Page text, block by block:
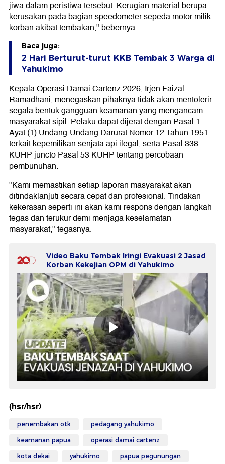
jiwa dalam peristiwa tersebut. Kerugian material berupa
kerusakan pada bagian speedometer sepeda motor milik
korban akibat tembakan," bebernya.
Baca juga:
2 Hari Berturut-turut KKB Tembak 3 Warga di
Yahukimo
Kepala Operasi Damai Cartenz 2026, Irjen Faizal
Ramadhani, menegaskan pihaknya tidak akan mentolerir
segala bentuk gangguan keamanan yang mengancam
masyarakat sipil. Pelaku dapat dijerat dengan Pasal 1
Ayat (1) Undang-Undang Darurat Nomor 12 Tahun 1951
terkait kepemilikan senjata api ilegal, serta Pasal 338
KUHP juncto Pasal 53 KUHP tentang percobaan
pembunuhan.
"Kami memastikan setiap laporan masyarakat akan
ditindaklanjuti secara cepat dan profesional. Tindakan
kekerasan seperti ini akan kami respons dengan langkah
tegas dan terukur demi menjaga keselamatan
masyarakat," tegasnya.
Video Baku Tembak Iringi Evakuasi 2 Jasad
Korban Kekejian OPM di Yahukimo
(hsr/hsr)
penembakan otk pedagang yahukimo
keamanan papua operasi damai cartenz
kota dekai yahukimo papua pegunungan